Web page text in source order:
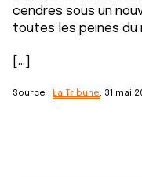
cendres sous un
toutes les peines du
[...]
Source : La Tribune, 31 mai